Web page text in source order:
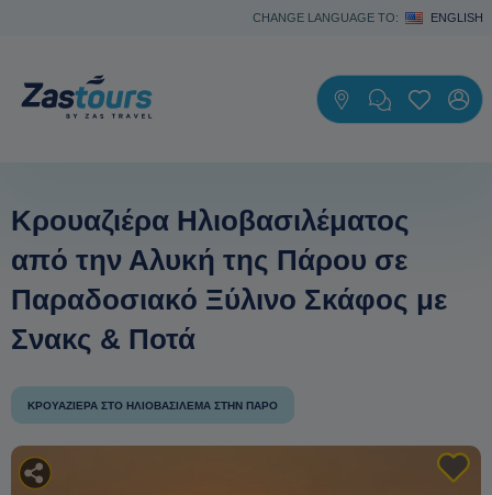
CHANGE LANGUAGE TO: ENGLISH
Κρουαζιέρα Ηλιοβασιλέματος
από την Αλυκή της Πάρου σε
Παραδοσιακό Ξύλινο Σκάφος με
Σνακς & Ποτά
ΚΡΟΥΑΖΙΈΡΑ ΣΤΟ ΗΛΙΟΒΑΣΊΛΕΜΑ ΣΤΗΝ ΠΆΡΟ